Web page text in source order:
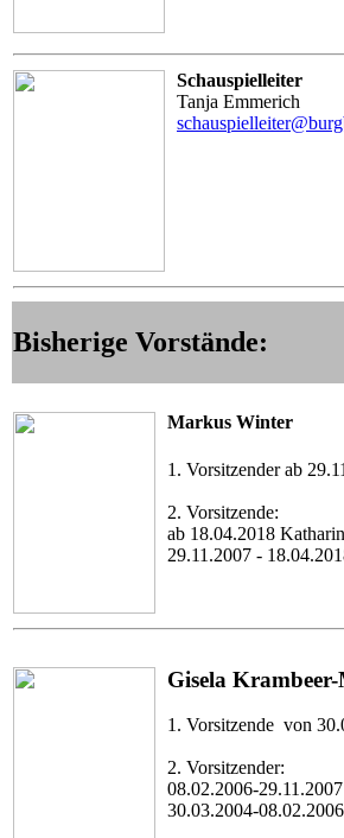
Schauspielleiter
Tanja Emmerich
Bisherige Vorstände:
Markus Winter
1. Vorsitzender ab
2. Vorsitzende:
ab 18.04.2018
29.11.2007 -
Gisela
1. Vorsitzende von
2. Vorsitzender:
08.02.2006-
30.03.2004-